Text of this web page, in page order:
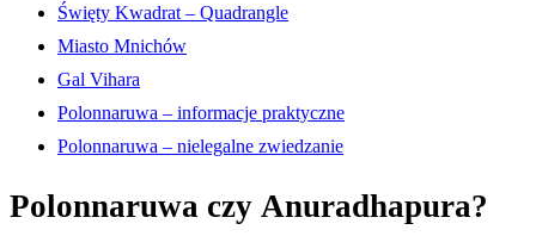
Święty Kwadrat – Quadrangle
Miasto Mnichów
Gal Vihara
Polonnaruwa – informacje praktyczne
Polonnaruwa – nielegalne zwiedzanie
Polonnaruwa czy Anuradhapura?